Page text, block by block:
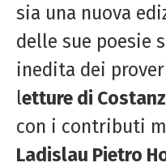
sia una nuova
delle sue poesie
inedita dei
letture di
con i contributi
Ladislau Pietro